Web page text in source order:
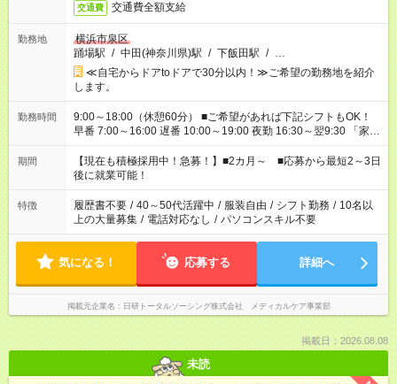
交通費 交通費全額支給
勤務地
横浜市泉区
踊場駅 / 中田(神奈川県)駅 / 下飯田駅 / …
≪自宅からドアtoドアで30分以内！≫ご希望の勤務地を紹介
します。
勤務時間
9:00～18:00（休憩60分） ■ご希望があれば下記シフトもOK！
早番 7:00～16:00 遅番 10:00～19:00 夜勤 16:30～翌9:30 「家族
と休みを合わせたい」 「余裕を持って夕飯の準備がしたい」
「できれば残業はしたくない」 など、ご希望を教えてください
ね。 ※Wワーク希望の方へ 今ご覧のお仕事で希望する勤務時間
と、もう1つのお仕事の勤務時間。 合計で週40時間を超える場
合は応募できません。
期間
【現在も積極採用中！急募！】■2カ月～ ■応募から最短2～3日
後に就業可能！
特徴 履歴書不要 / 40～50代活躍中 / 服装自由 / シフト勤務 / 10名以
上の大量募集 / 電話対応なし / パソコンスキル不要
気になる！ 応募する 詳細へ
掲載元企業名 日研トータルソーシング株式会社 メディカルケア事業部
掲載日：2026.08.08
未読